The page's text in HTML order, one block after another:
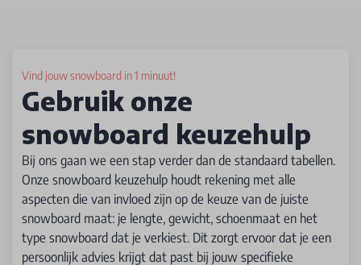
Vind jouw snowboard in 1 minuut!
Gebruik onze
snowboard keuzehulp
Bij ons gaan we een stap verder dan de standaard tabellen.
Onze snowboard keuzehulp houdt rekening met alle
aspecten die van invloed zijn op de keuze van de juiste
snowboard maat: je lengte, gewicht, schoenmaat en het
type snowboard dat je verkiest. Dit zorgt ervoor dat je een
persoonlijk advies krijgt dat past bij jouw specifieke